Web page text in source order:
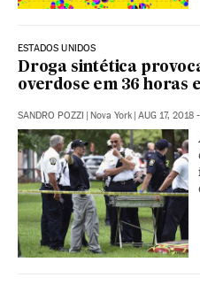
ESTADOS UNIDOS
Droga sintética
overdose em 36 horas
SANDRO POZZI Nova York AUG 17, 2018